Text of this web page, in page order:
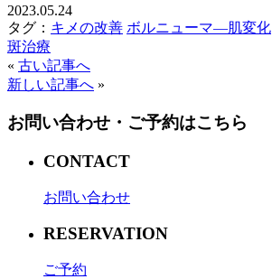
2023.05.24
タグ： キメの改善 ボルニューマ―肌変化
斑治療
« 古い記事へ
新しい記事へ »
お問い合わせ・ご予約はこちら
CONTACT
お問い合わせ
RESERVATION
ご予約